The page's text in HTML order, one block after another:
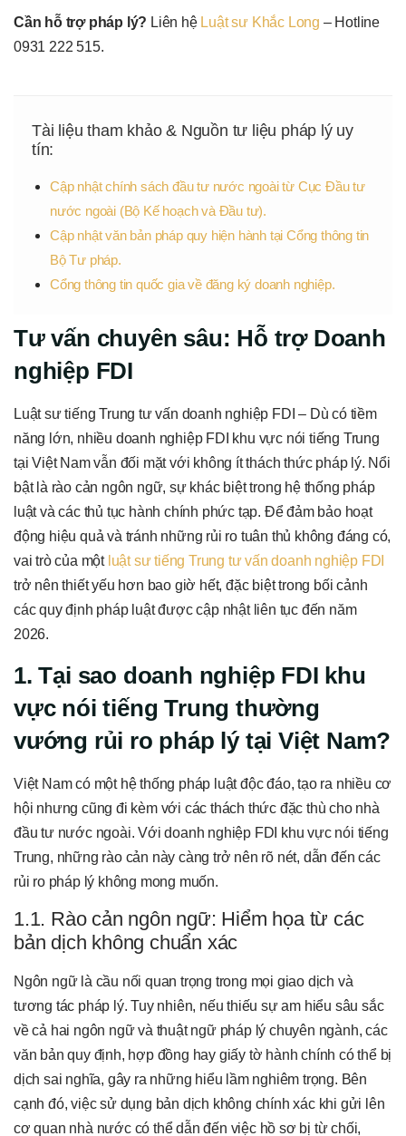
Cần hỗ trợ pháp lý? Liên hệ Luật sư Khắc Long – Hotline
0931 222 515.
Tài liệu tham khảo & Nguồn tư liệu pháp lý uy
tín:
Cập nhật chính sách đầu tư nước ngoài từ Cục Đầu tư
nước ngoài (Bộ Kế hoạch và Đầu tư).
Cập nhật văn bản pháp quy hiện hành tại Cổng thông tin
Bộ Tư pháp.
Cổng thông tin quốc gia về đăng ký doanh nghiệp.
Tư vấn chuyên sâu: Hỗ trợ Doanh
nghiệp FDI
Luật sư tiếng Trung tư vấn doanh nghiệp FDI – Dù có tiềm
năng lớn, nhiều doanh nghiệp FDI khu vực nói tiếng Trung
tại Việt Nam vẫn đối mặt với không ít thách thức pháp lý. Nổi
bật là rào cản ngôn ngữ, sự khác biệt trong hệ thống pháp
luật và các thủ tục hành chính phức tạp. Để đảm bảo hoạt
động hiệu quả và tránh những rủi ro tuân thủ không đáng có,
vai trò của một luật sư tiếng Trung tư vấn doanh nghiệp FDI
trở nên thiết yếu hơn bao giờ hết, đặc biệt trong bối cảnh
các quy định pháp luật được cập nhật liên tục đến năm
2026.
1. Tại sao doanh nghiệp FDI khu
vực nói tiếng Trung thường
vướng rủi ro pháp lý tại Việt Nam?
Việt Nam có một hệ thống pháp luật độc đáo, tạo ra nhiều cơ
hội nhưng cũng đi kèm với các thách thức đặc thù cho nhà
đầu tư nước ngoài. Với doanh nghiệp FDI khu vực nói tiếng
Trung, những rào cản này càng trở nên rõ nét, dẫn đến các
rủi ro pháp lý không mong muốn.
1.1. Rào cản ngôn ngữ: Hiểm họa từ các
bản dịch không chuẩn xác
Ngôn ngữ là cầu nối quan trọng trong mọi giao dịch và
tương tác pháp lý. Tuy nhiên, nếu thiếu sự am hiểu sâu sắc
về cả hai ngôn ngữ và thuật ngữ pháp lý chuyên ngành, các
văn bản quy định, hợp đồng hay giấy tờ hành chính có thể bị
dịch sai nghĩa, gây ra những hiểu lầm nghiêm trọng. Bên
cạnh đó, việc sử dụng bản dịch không chính xác khi gửi lên
cơ quan nhà nước có thể dẫn đến việc hồ sơ bị từ chối,